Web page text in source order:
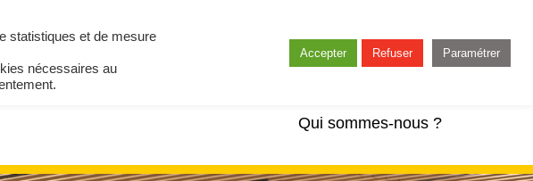
Qui sommes-nous ?
statistiques et de mesure
nécessaires au
Accepter Refuser Paramétrer